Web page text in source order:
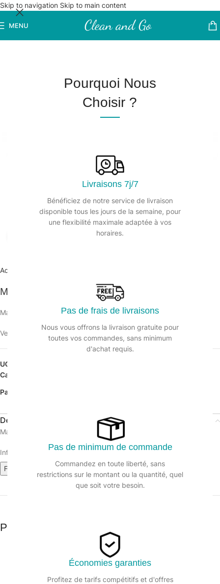
Pourquoi Nous
Choisir ?
Livraisons 7j/7
Bénéficiez de notre service de livraison
disponible tous les jours de la semaine, pour
une flexibilité maximale adaptée à vos
horaires.
Pas de frais de livraisons
Nous vous offrons la livraison gratuite pour
toutes vos commandes, sans minimum
d'achat requis.
Pas de minimum de commande
Commandez en toute liberté, sans
restrictions sur le montant ou la quantité, quel
que soit votre besoin.
Économies garanties
Profitez de tarifs compétitifs et d'offres
Skip to navigation Skip to main content
MENU
Accueil
Manche bois 130cm attache et vis
Manche bois 130 cm attache et vis
Veuillez vous connecter pour voir les prix.
UGS :
Catégorie :
Partager:
Description
Manche bois 130 cm attache et vis
Informations sur le produit :
Fiche technique (1.35M)
Produits similaires